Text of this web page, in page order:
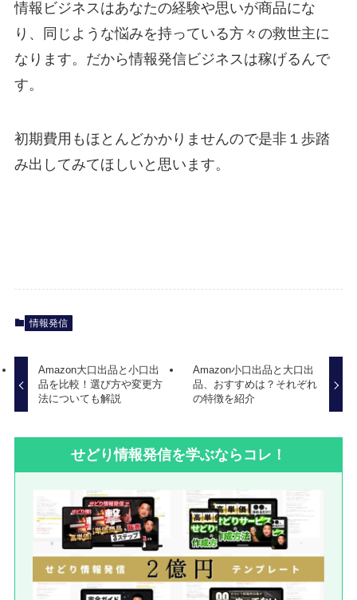
情報ビジネスはあなたの経験や思いが商品にな
り、同じような悩みを持っている方々の救世主に
なります。だから情報発信ビジネスは稼げるんで
す。
初期費用もほとんどかかりませんので是非１歩踏
み出してみてほしいと思います。
情報発信
Amazon大口出品と小口出
品を比較！選び方や変更方
法についても解説
Amazon小口出品と大口出
品、おすすめは？それぞれ
の特徴を紹介
せどり情報発信を学ぶならコレ！